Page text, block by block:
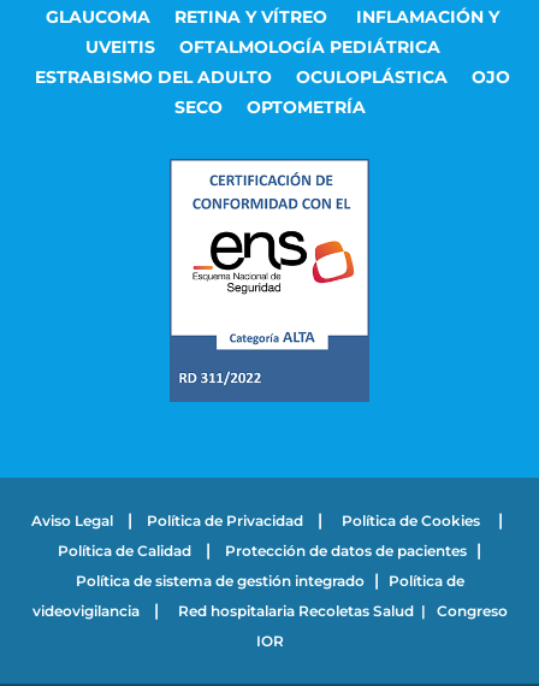
GLAUCOMA
RETINA Y VÍTREO
INFLAMACIÓN Y
UVEITIS
OFTALMOLOGÍA PEDIÁTRICA
ESTRABISMO DEL ADULTO
OCULOPLÁSTICA
OJO
SECO
OPTOMETRÍA
Aviso Legal | Política de Privacidad | Política de Cookies |
Política de Calidad | Protección de datos de pacientes |
Política de sistema de gestión integrado|
Política de
videovigilancia| Red hospitalaria Recoletas Salud| Congreso
IOR